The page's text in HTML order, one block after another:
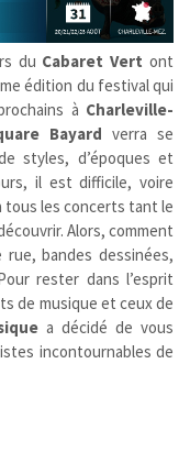
du Cabaret Vert ont
édition du festival qui
à Charleville-
Bayard verra se
styles, d’époques et
il est difficile, voire
tous les concerts tant le
Alors, comment
bandes dessinées,
rester dans l’esprit
de musique et ceux de
a décidé de vous
incontournables de